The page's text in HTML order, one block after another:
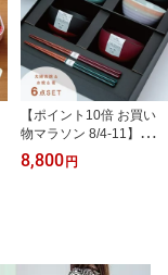
【ポイント10倍 お買い
物マラソン 8/4-11】【楽
天1位】 【公式】そらの
いろ 夫婦膳 ギフトセッ
木 食洗機対応 電子レン
8,800 円